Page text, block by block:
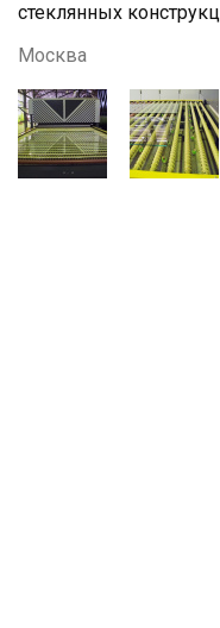
стеклянных
Москва